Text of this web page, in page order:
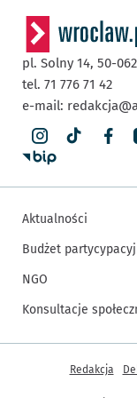
pl. Solny 14, 50-062
tel. 71 776 71 42
e-mail:
Aktualności
Budżet
NGO
Konsultacje
Inne
Redakcja